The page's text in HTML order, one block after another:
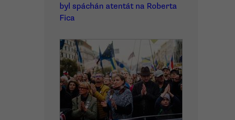
byl spáchán atentát na Roberta
Fica